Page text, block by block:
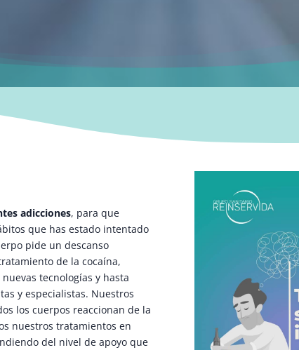
adicciones, para que
que has estado intentado
pide un descanso
de la cocaína,
tecnologías y hasta
y especialistas. Nuestros
los cuerpos reaccionan de la
nuestros tratamientos en
del nivel de apoyo que